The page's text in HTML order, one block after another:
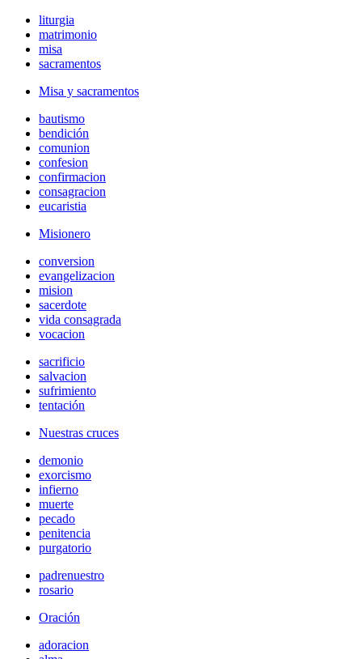
liturgia
matrimonio
misa
sacramentos
Misa y sacramentos
bautismo
bendición
comunion
confesion
confirmacion
consagracion
eucaristia
Misionero
conversion
evangelizacion
mision
sacerdote
vida consagrada
vocacion
sacrificio
salvacion
sufrimiento
tentación
Nuestras cruces
demonio
exorcismo
infierno
muerte
pecado
penitencia
purgatorio
padrenuestro
rosario
Oración
adoracion